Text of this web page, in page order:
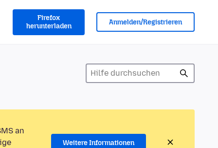
Firefox
herunterladen
Anmelden/Registrieren
an
Weitere Informationen